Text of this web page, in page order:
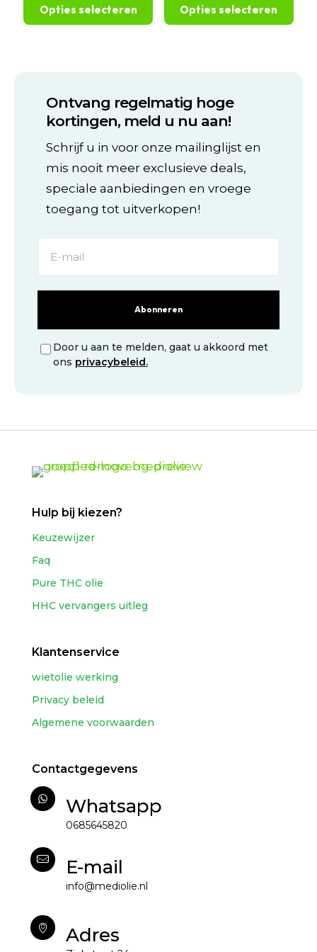
kan
gekozen
€234,99
Opties selecteren
Deze
optie
gekozen
worden
productpagina
€249,99
Opties selecteren
Deze
optie
kan
gekozen
worden
op
de
productpagina
Ontvang regelmatig hoge
kortingen, meld u nu aan!
Schrijf u in voor onze mailinglijst en
mis nooit meer exclusieve deals,
speciale aanbiedingen en vroege
toegang tot uitverkopen!
Abonneren
Door u aan te melden, gaat u akkoord met
ons privacybeleid.
Hulp bij kiezen?
Keuzewijzer
Faq
Pure THC olie
HHC vervangers uitleg
Klantenservice
wietolie werking
Privacy beleid
Algemene voorwaarden
Contactgegevens
Whatsapp
0685645820
E-mail
info@mediolie.nl
Adres